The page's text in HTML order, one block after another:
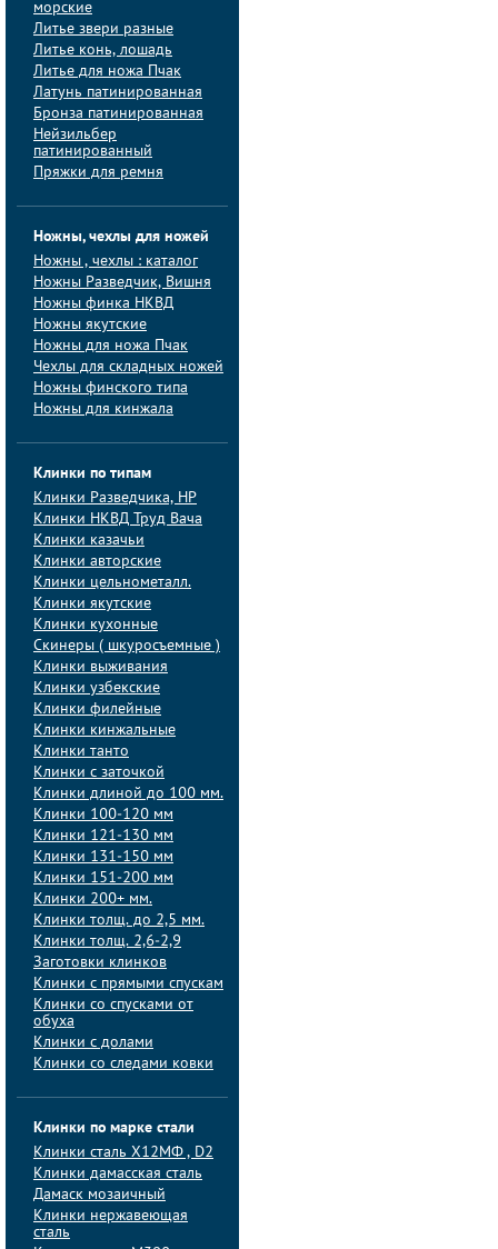
морские
Литье звери разные
Литье конь, лошадь
Литье для ножа Пчак
Латунь патинированная
Бронза патинированная
Нейзильбер
патинированный
Пряжки для ремня
Ножны, чехлы для ножей
Ножны , чехлы : каталог
Ножны Разведчик, Вишня
Ножны финка НКВД
Ножны якутские
Ножны для ножа Пчак
Чехлы для складных ножей
Ножны финского типа
Ножны для кинжала
Клинки по типам
Клинки Pазведчика, НP
Клинки НКВД Труд Вача
Клинки казачьи
Клинки авторские
Клинки цельнометалл.
Клинки якутские
Клинки кухонные
Скинеры ( шкуросъемные )
Клинки выживания
Клинки узбекские
Клинки филейные
Клинки кинжальные
Клинки танто
Клинки с заточкой
Клинки длиной до 100 мм.
Клинки 100-120 мм
Клинки 121-130 мм
Клинки 131-150 мм
Клинки 151-200 мм
Клинки 200+ мм.
Клинки толщ. до 2,5 мм.
Клинки толщ. 2,6-2,9
Заготовки клинков
Клинки с прямыми спускам
Клинки со спусками от
обуха
Клинки с долами
Клинки со следами ковки
Клинки по марке стали
Клинки сталь Х12МФ , D2
Клинки дамасская сталь
Дамаск мозаичный
Клинки нержавеющая
сталь